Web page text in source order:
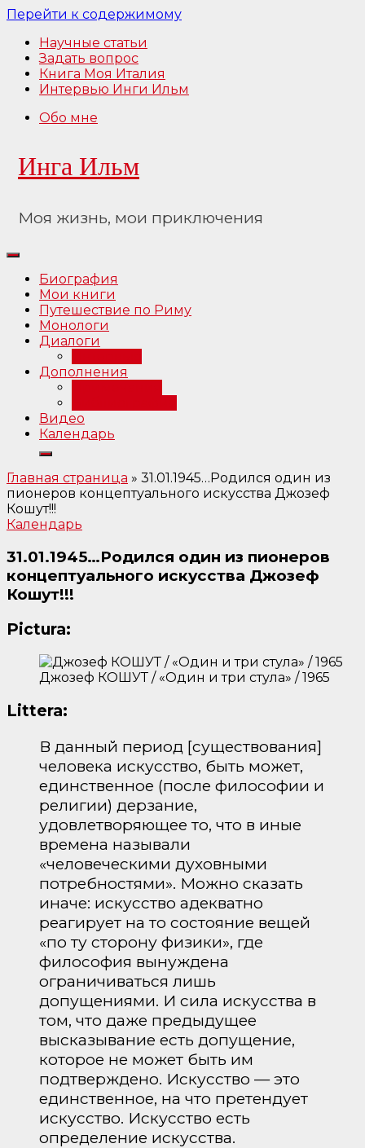
Перейти к содержимому
Научные статьи
Задать вопрос
Книга Моя Италия
Интервью Инги Ильм
Обо мне
Инга Ильм
Моя жизнь, мои приключения
Биография
Мои книги
Путешествие по Риму
Монологи
Диалоги
Дополнения
Видео
Календарь
Главная страница » 31.01.1945…Родился один из
пионеров концептуального искусства Джозеф
Кошут!!!
Календарь
31.01.1945…Родился один из пионеров
концептуального искусства Джозеф
Кошут!!!
Pictura:
Джозеф КОШУТ / «Один и три стула» / 1965
Littera:
В данный период [существования]
человека искусство, быть может,
единственное (после философии и
религии) дерзание,
удовлетворяющее то, что в иные
времена называли
«человеческими духовными
потребностями». Можно сказать
иначе: искусство адекватно
реагирует на то состояние вещей
«по ту сторону физики», где
философия вынуждена
ограничиваться лишь
допущениями. И сила искусства в
том, что даже предыдущее
высказывание есть допущение,
которое не может быть им
подтверждено. Искусство — это
единственное, на что претендует
искусство. Искусство есть
определение искусства.